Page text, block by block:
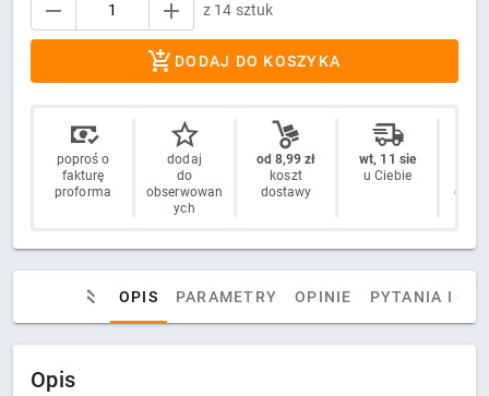
z 14 sztuk
DODAJ DO KOSZYKA
poproś o
fakturę
proforma
dodaj
do
obserwowan
ych
od 8,99 zł
koszt
dostawy
wt, 11 sie
u Ciebie
OPIS PARAMETRY OPINIE PYTANIA I
Opis